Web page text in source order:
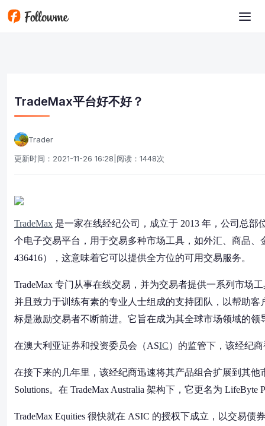
跳转到主要内容
TradeMax平台好不好？
Trader
更新时间：2021-11-26 16:28 阅读：1448次
TradeMax 是一家在线经纪公司，成立于 2013 年，公司总
个电子交易平台，用于交易多种市场工具，如外汇、商品
436416），这意味着它可以提供全方位的可用交易服务。
TradeMax 专门从事在线交易，并为交易者提供一系列市场
并且致力于训练有素的专业人士组成的支持团队，以帮助
标是激励交易者不断前进。它旨在成为其全球市场领域的领
在澳大利亚证券和投资委员会（ASIC）的监管下，该经纪
在接下来的几年里，该经纪商迅速将其产品组合扩展到其他
Solutions。在 TradeMax Australia 架构下，它更名为 LifeByte
TradeMax Equities 很快就在 ASIC 的授权下成立，以交易